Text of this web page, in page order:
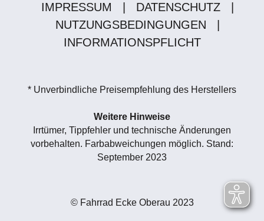
IMPRESSUM DATENSCHUTZ
NUTZUNGSBEDINGUNGEN
INFORMATIONSPFLICHT
* Unverbindliche Preisempfehlung des Herstellers
Weitere Hinweise
Irrtümer, Tippfehler und technische Änderungen
vorbehalten. Farbabweichungen möglich. Stand:
September 2023
© Fahrrad Ecke Oberau 2023